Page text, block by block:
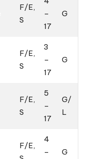
F/E,
S
–
17
G
F/E,
S
3
–
17
G
F/E,
S
5
–
17
G/
L
F/E,
4
–
G